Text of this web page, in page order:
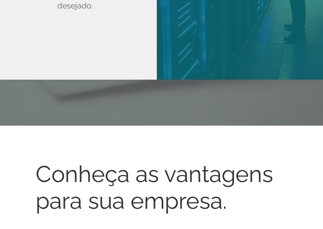
desejado.
Conheça as vantagens
para sua empresa.